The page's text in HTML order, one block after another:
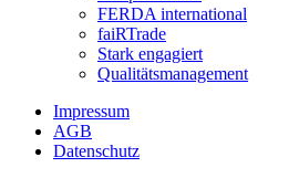
FERDA international
faiRTrade
Stark engagiert
Qualitätsmanagement
Impressum
AGB
Datenschutz